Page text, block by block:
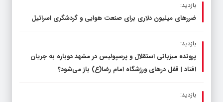
بازدید:
ضررهای میلیون دلاری برای صنعت هوایی و گردشگری اسرائیل
بازدید:
پرونده میزبانی استقلال و پرسپولیس در مشهد دوباره به جریان
افتاد | قفل در‌های ورزشگاه امام رضا(ع) باز می‌شود؟
بازدید: